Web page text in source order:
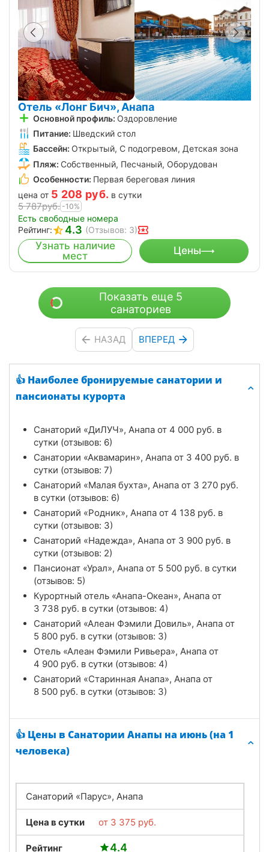
👍 Наиболее бронируемые санатории и
пансионаты курорта
Санаторий «ДиЛУЧ», Анапа от 4 000 руб. в
сутки (отзывов: 6)
Санатории «Аквамарин», Анапа от 3 400 руб. в
сутки (отзывов: 7)
Санаторий «Малая бухта», Анапа от 3 270 руб.
в сутки (отзывов: 6)
Санаторий «Родник», Анапа от 4 138 руб. в
сутки (отзывов: 3)
Санаторий «Надежда», Анапа от 3 900 руб. в
сутки (отзывов: 2)
Пансионат «Урал», Анапа от 5 500 руб. в сутки
(отзывов: 5)
Курортный отель «Анапа-Океан», Анапа от
3 738 руб. в сутки (отзывов: 4)
Санаторий «Алеан Фэмили Довиль», Анапа от
5 800 руб. в сутки (отзывов: 3)
Отель «Алеан Фэмили Ривьера», Анапа от
4 900 руб. в сутки (отзывов: 4)
Санаторий «Старинная Анапа», Анапа от
8 500 руб. в сутки (отзывов: 3)
👍 Цены в Санатории Анапы на июнь (на 1
человека)
Санаторий «Парус», Анапа
Цена в сутки от 3 375 руб.
Рейтинг 4.4
Отель «Лонг Бич», Анапа
Основной профиль: Оздоровление
Питание: Шведский стол
Бассейн: Открытый, С подогревом, Детская зона
Пляж: Собственный, Песчаный, Оборудован
Особенности: Первая береговая линия
цена от 5 208 руб. в сутки
5 787руб. -10%
Есть свободные номера
Рейтинг:
4.3 (Отзывов: 3)
Узнать наличие
мест
Цены
Показать еще 5
санаториев
НАЗАД ВПЕРЕД